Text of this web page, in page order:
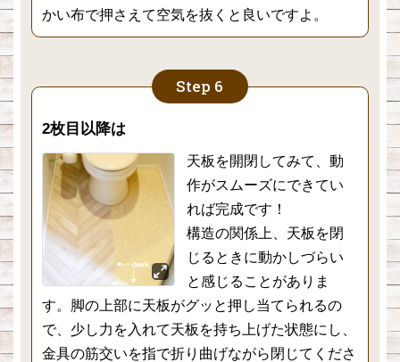
かい布で押さえて空気を抜くと良いですよ。
2枚目以降は
天板を開閉してみて、動
作がスムーズにできてい
れば完成です！
構造の関係上、天板を閉
じるときに動かしづらい
と感じることがありま
す。脚の上部に天板がグッと押し当てられるの
で、少し力を入れて天板を持ち上げた状態にし、
金具の筋交いを指で折り曲げながら閉じてくださ